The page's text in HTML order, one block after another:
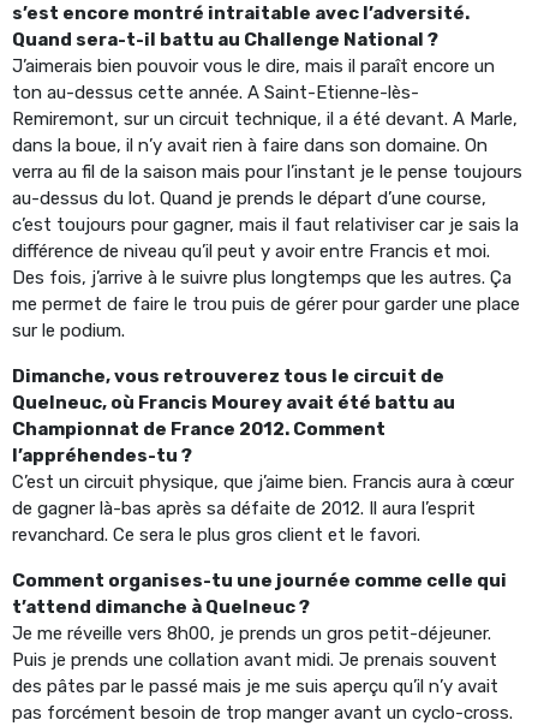
s’est encore montré intraitable avec l’adversité.
Quand sera-t-il battu au Challenge National ?
J’aimerais bien pouvoir vous le dire, mais il paraît encore un
ton au-dessus cette année. A Saint-Etienne-lès-
Remiremont, sur un circuit technique, il a été devant. A Marle,
dans la boue, il n’y avait rien à faire dans son domaine. On
verra au fil de la saison mais pour l’instant je le pense toujours
au-dessus du lot. Quand je prends le départ d’une course,
c’est toujours pour gagner, mais il faut relativiser car je sais la
différence de niveau qu’il peut y avoir entre Francis et moi.
Des fois, j’arrive à le suivre plus longtemps que les autres. Ça
me permet de faire le trou puis de gérer pour garder une place
sur le podium.
Dimanche, vous retrouverez tous le circuit de
Quelneuc, où Francis Mourey avait été battu au
Championnat de France 2012. Comment
l’appréhendes-tu ?
C’est un circuit physique, que j’aime bien. Francis aura à cœur
de gagner là-bas après sa défaite de 2012. Il aura l’esprit
revanchard. Ce sera le plus gros client et le favori.
Comment organises-tu une journée comme celle qui
t’attend dimanche à Quelneuc ?
Je me réveille vers 8h00, je prends un gros petit-déjeuner.
Puis je prends une collation avant midi. Je prenais souvent
des pâtes par le passé mais je me suis aperçu qu’il n’y avait
pas forcément besoin de trop manger avant un cyclo-cross.